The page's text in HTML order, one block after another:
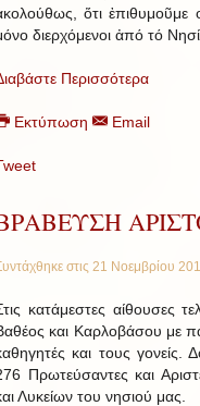
ὅτι ἐπιθυμοῦμε
διερχόμενοι ἀπό τό
Περισσότερα
Εκτύπωση Email
στις 21 Νοεμβρίου
κατάμεστες αίθουσες
και Καρλοβάσου με
και τους γονείς.
Πρωτεύσαντες και
Λυκείων του νησιού μας.